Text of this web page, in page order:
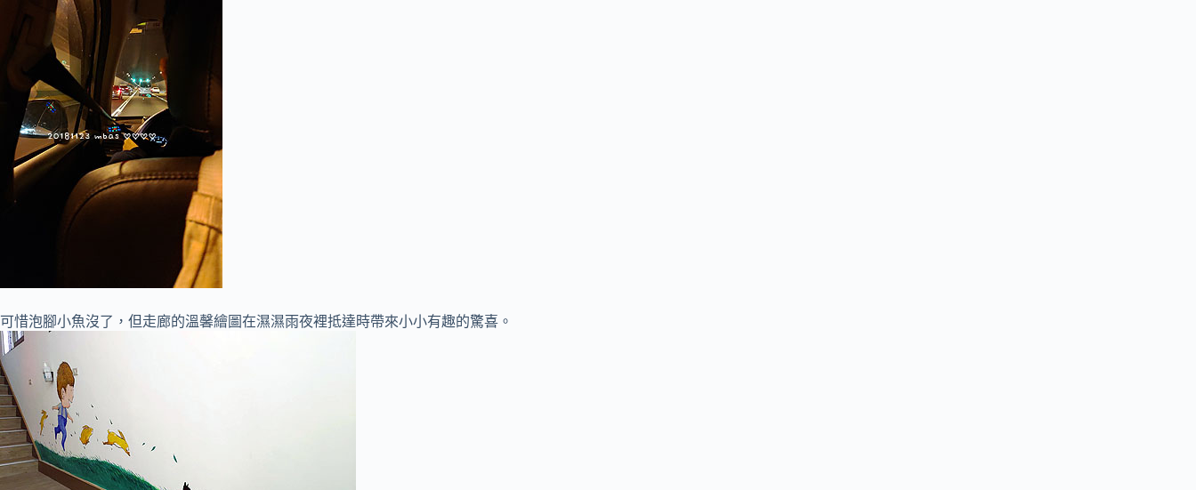
可惜泡腳小魚沒了，但走廊的溫馨繪圖在濕濕雨夜裡抵達時帶來小小有趣的驚喜。